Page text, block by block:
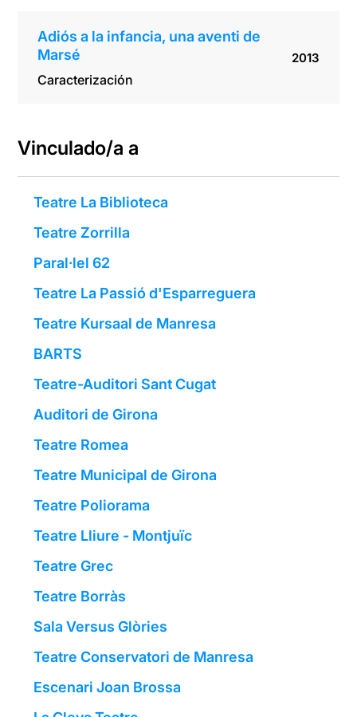
Adiós a la infancia, una aventi de
Marsé
Caracterización
2013
Vinculado/a a
Teatre La Biblioteca
Teatre Zorrilla
Paral·lel 62
Teatre La Passió d'Esparreguera
Teatre Kursaal de Manresa
BARTS
Teatre-Auditori Sant Cugat
Auditori de Girona
Teatre Romea
Teatre Municipal de Girona
Teatre Poliorama
Teatre Lliure - Montjuïc
Teatre Grec
Teatre Borràs
Sala Versus Glòries
Teatre Conservatori de Manresa
Escenari Joan Brossa